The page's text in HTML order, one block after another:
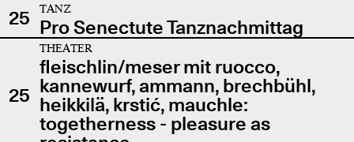
25
TANZ
Pro Senectute Tanznachmittag
25
THEATER
fleischlin/meser mit ruocco,
kannewurf, ammann, brechbühl,
heikkilä, krstić, mauchle:
togetherness - pleasure as